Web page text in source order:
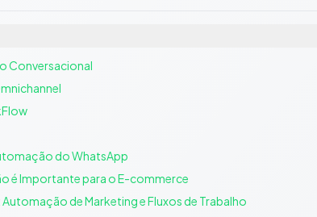
Conversacional
do WhatsApp
é Importante para o E-commerce
de Marketing e Fluxos de Trabalho